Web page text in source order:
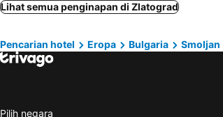
Lihat semua penginapan di Zlatograd
Pencarian hotel Eropa Bulgaria Smoljan
Pilih negara